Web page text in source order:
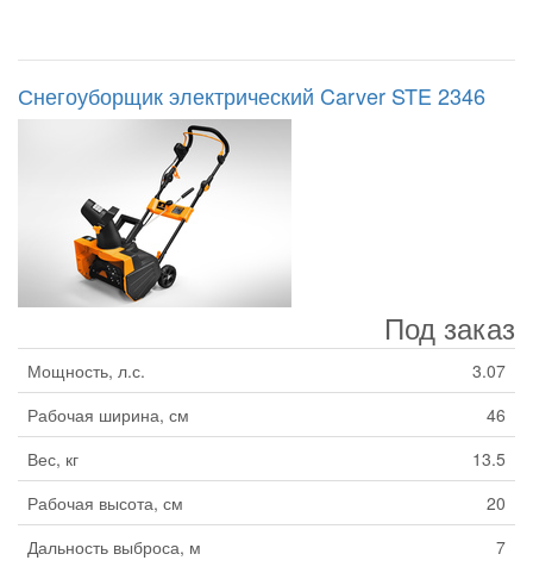
Снегоуборщик электрический Carver STE 2346
Под заказ
Мощность, л.с.
3.07
Рабочая ширина, см
46
Вес, кг
13.5
Рабочая высота, см
20
Дальность выброса, м
7